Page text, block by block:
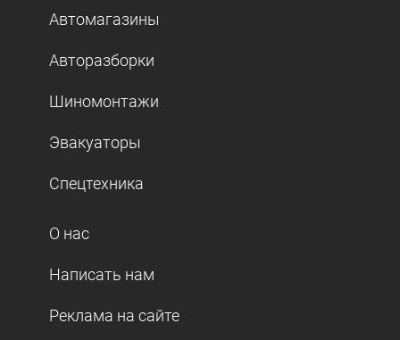
Автомагазины
Авторазборки
Шиномонтажи
Эвакуаторы
Спецтехника
О нас
Написать нам
Реклама на сайте